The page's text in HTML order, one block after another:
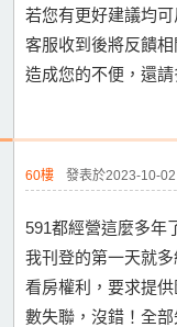
若您有更好建議均
客服收到後將反饋
造成您的不便，還
60樓 發表於2023-10-
591都經營這麼多年
我刊登的第一天就
看房權利，要求提
數失聯，沒錯！全